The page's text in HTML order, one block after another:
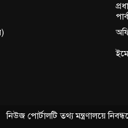
নিউজ পোর্টালটি তথ্য মন্ত্রণালয়ে